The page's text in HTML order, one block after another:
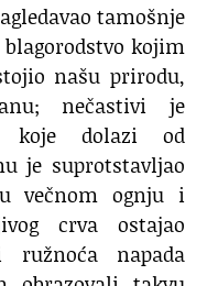
tamošnje
kojim
našu prirodu,
nečastivi je
koje dolazi od
je suprotstavljao
večnom ognju i
crva ostajao
ružnoća napada